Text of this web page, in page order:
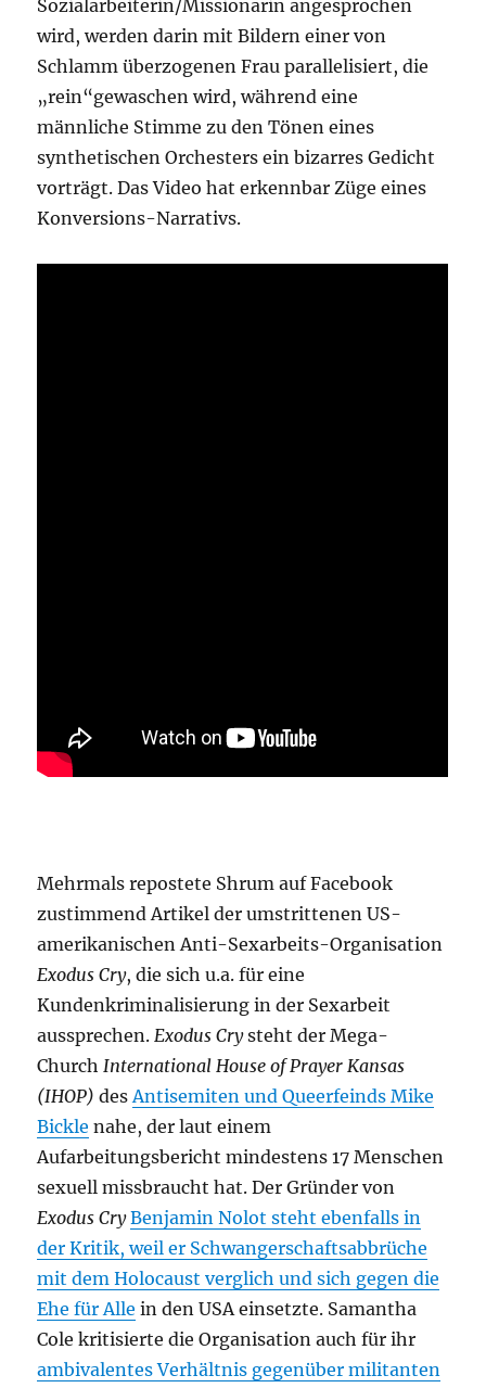
Sozialarbeiterin/Missionarin angesprochen
wird, werden darin mit Bildern einer von
Schlamm überzogenen Frau parallelisiert, die
„rein“gewaschen wird, während eine
männliche Stimme zu den Tönen eines
synthetischen Orchesters ein bizarres Gedicht
vorträgt. Das Video hat erkennbar Züge eines
Konversions-Narrativs.
Mehrmals repostete Shrum auf Facebook
zustimmend Artikel der umstrittenen US-
amerikanischen Anti-Sexarbeits-Organisation
Exodus Cry, die sich u.a. für eine
Kundenkriminalisierung in der Sexarbeit
aussprechen.Exodus Crysteht der Mega-
ChurchInternational House of Prayer Kansas
(IHOP) desAntisemiten und Queerfeinds Mike
Bickle nahe, der laut einem
Aufarbeitungsbericht mindestens 17 Menschen
sexuell missbraucht hat. Der Gründer von
Exodus Cry Benjamin Nolot steht ebenfalls in
der Kritik, weil er Schwangerschaftsabbrüche
mit dem Holocaust verglich und sich gegen die
Ehe für Alle in den USA einsetzte. Samantha
Cole kritisierte die Organisation auch für ihr
ambivalentes Verhältnis gegenüber militanten